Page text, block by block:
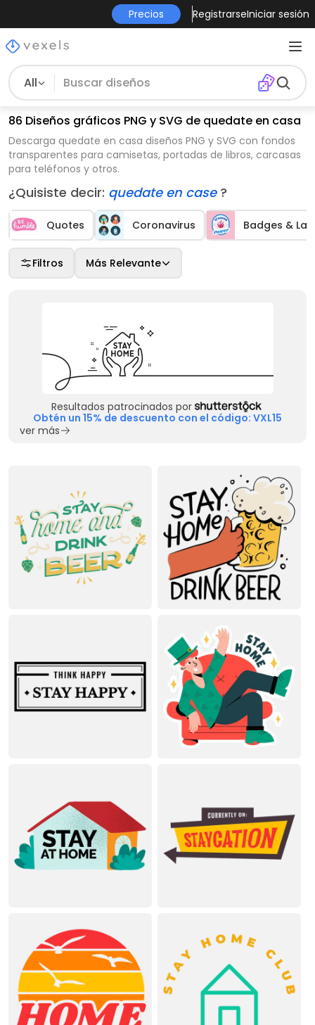
Precios RegistrarseIniciar sesión
All
86 Diseños gráficos PNG y SVG de quedate en casa
Descarga quedate en casa diseños PNG y SVG con fondos
transparentes para camisetas, portadas de libros, carcasas
para teléfonos y otros.
¿Quisiste decir: quedate en case ?
Quotes Coronavirus Badges &
Filtros Más Relevante
Resultados patrocinados por
Obtén un 15% de descuento con el código: VXL15
ver más